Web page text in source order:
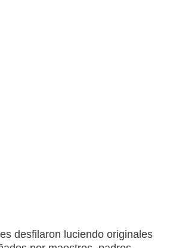
desfilaron luciendo originales